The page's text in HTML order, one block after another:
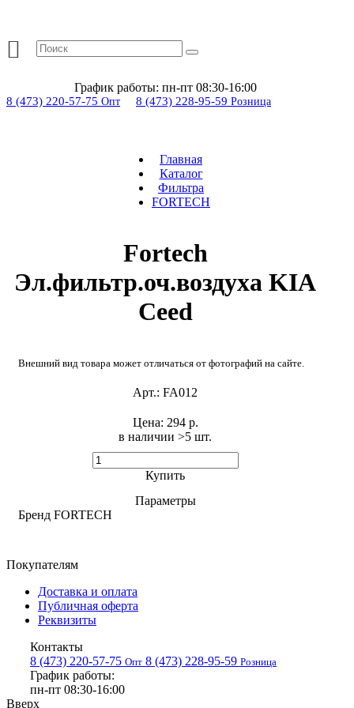
График работы: пн-пт 08:30-16:00
8 (473) 220-57-75 Опт 8 (473) 228-95-59 Розница
Главная
Каталог
Фильтра
FORTECH
Fortech
Эл.фильтр.оч.воздуха KIA
Ceed
Внешний вид товара может отличаться от фотографий на сайте.
Арт.: FA012
в наличии >5 шт. ​
Цена: 294 р.
Купить
Параметры
Бренд FORTECH
Покупателям
Доставка и оплата
Публичная оферта
Реквизиты
Контакты
8 (473) 220-57-75 Опт 8 (473) 228-95-59 Розница
График работы:
пн-пт 08:30-16:00
Вверх